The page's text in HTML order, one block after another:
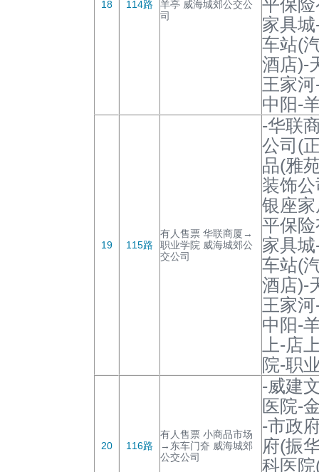
18 114路
羊亭 威海城郊公交公
司
平保
家具
车站(
酒店)-
王家
中阳-
19 115路
有人售票 华联商厦→
职业学院 威海城郊公
交公司
-华联
公司(
品(雅
装饰
银座
平保
家具
车站(
酒店)-
王家
中阳-
上-店
院-职
20 116路
有人售票 小商品市场
→东车门夼 威海城郊
公交公司
-威建
医院-
-市政
府(振
科医